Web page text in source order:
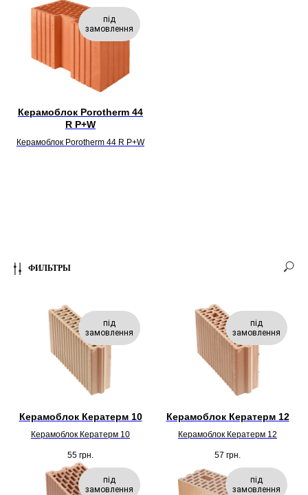
під
замовлення
Керамоблок Porotherm 44
R P+W
Керамоблок Porotherm 44 R P+W
ФИЛЬТРЫ
під
замовлення
Керамоблок Кератерм 10
Керамоблок Кератерм 10
55 грн.
під
замовлення
Керамоблок Кератерм 12
Керамоблок Кератерм 12
57 грн.
під
замовлення
під
замовлення